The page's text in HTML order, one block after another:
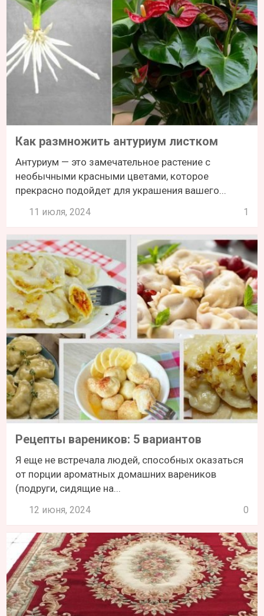
Как размножить антуриум листком
Антуриум — это замечательное растение с
необычными красными цветами, которое
прекрасно подойдет для украшения вашего...
11 июля, 2024 1
Рецепты вареников: 5 вариантов
Я еще не встречала людей, способных оказаться
от порции ароматных домашних вареников
(подруги, сидящие на...
12 июня, 2024 0